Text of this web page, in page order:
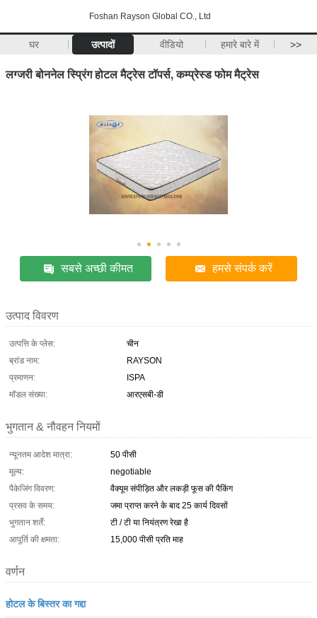
Foshan Rayson Global CO., Ltd
घर उत्पादों वीडियो हमारे बारे में >>
लग्जरी बोननेल स्प्रिंग होटल मैट्रेस टॉपर्स, कम्प्रेस्ड फोम मैट्रेस
सबसे अच्छी कीमत हमसे संपर्क करें
उत्पाद विवरण
उत्पत्ति के प्लेस:
चीन
ब्रांड नाम:
RAYSON
प्रमाणन:
ISPA
मॉडल संख्या:
आरएसबी-डी
भुगतान & नौवहन नियमों
न्यूनतम आदेश मात्रा:
50 पीसी
मूल्य:
negotiable
पैकेजिंग विवरण:
वैक्यूम संपीड़ित और लकड़ी फूस की पैकिंग
प्रसव के समय:
जमा प्राप्त करने के बाद 25 कार्य दिवसों
भुगतान शर्तें:
टी / टी या नियंत्रण रेखा है
आपूर्ति की क्षमता:
15,000 पीसी प्रति माह
वर्णन
होटल के बिस्तर का गद्दा